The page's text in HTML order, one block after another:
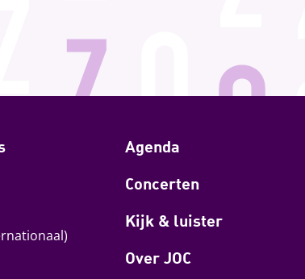
Agenda
Concerten
Kijk & luister
Over JOC